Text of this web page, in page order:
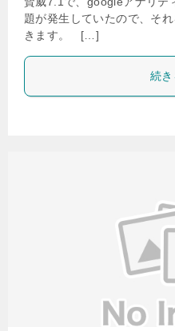
題が発生していたので、そ
きます。 […]
続